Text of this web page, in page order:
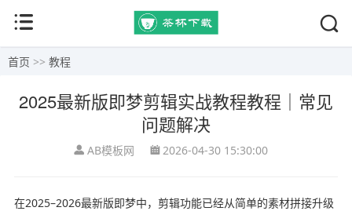
首页 >> 教程
2025最新版即梦剪辑实战教程教程｜常见
问题解决
AB模板网 2026-04-30 15:30:00
在2025–2026最新版即梦中，剪辑功能已经从简单的素材拼接升级